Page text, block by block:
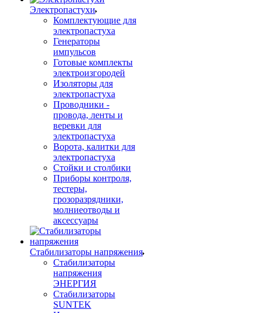
Электропастухи
Комплектующие для
электропастуха
Генераторы
импульсов
Готовые комплекты
электроизгородей
Изоляторы для
электропастуха
Проводники -
провода, ленты и
веревки для
электропастуха
Ворота, калитки для
электропастуха
Стойки и столбики
Приборы контроля,
тестеры,
грозоразрядники,
молниеотводы и
аксессуары
Стабилизаторы напряжения
Стабилизаторы
напряжения
ЭНЕРГИЯ
Стабилизаторы
SUNTEK